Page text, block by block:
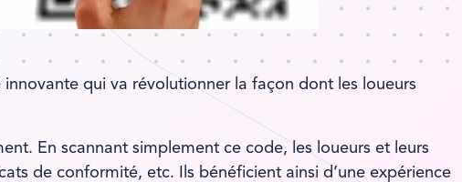
qui va révolutionner la façon dont les loueurs
En scannant simplement ce code, les loueurs et leurs
de conformité, etc. Ils bénéficient ainsi d’une expérience